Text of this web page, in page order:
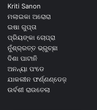
Kriti Sanon
ମଲାଇକା ଅରୋରା
ଇଷା ଗୁପ୍ତା
ପ୍ରିୟଙ୍କା ଚୋପ୍ରା
ନୁଁଶ୍ର୍ରତ୍ତ ଭ୍ରୁଚ୍ଛା
ଦିଶା ପାଟାନି
ଅନନ୍ୟା ପଂଡେ
ଯାକଲୀନ ଫର୍ଣ୍ଣଣ୍ଡେଜ଼
ଉର୍ବଶୀ ରାଉତେଲା